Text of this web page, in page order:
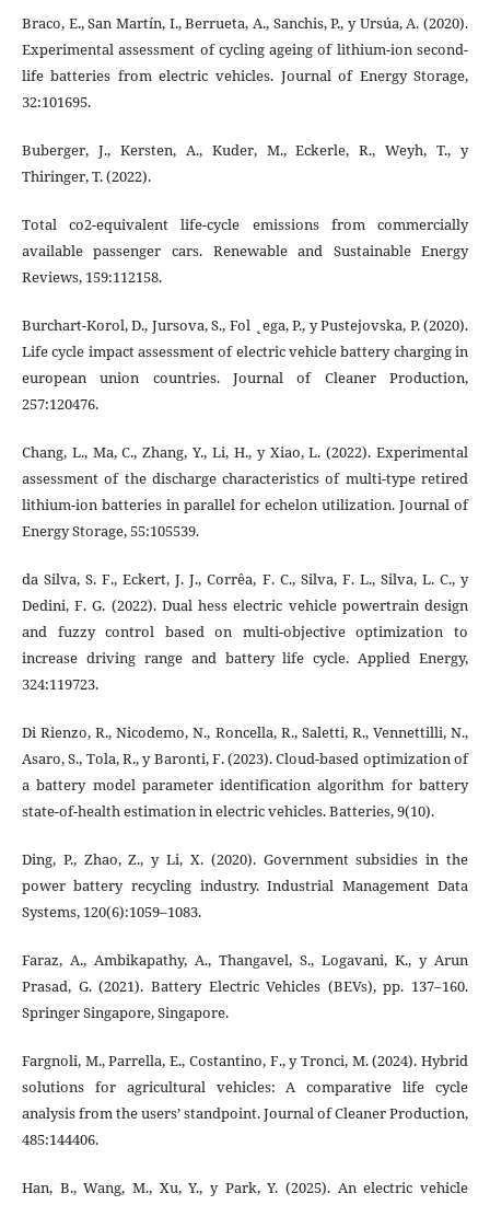
Braco, E., San Martín, I., Berrueta, A., Sanchis, P., y Ursúa, A. (2020).
Experimental assessment of cycling ageing of lithium-ion second-
life batteries from electric vehicles. Journal of Energy Storage,
32:101695.
Buberger, J., Kersten, A., Kuder, M., Eckerle, R., Weyh, T., y
Thiringer, T. (2022).
Total co2-equivalent life-cycle emissions from commercially
available passenger cars. Renewable and Sustainable Energy
Reviews, 159:112158.
Burchart-Korol, D., Jursova, S., Fol ˛ega, P., y Pustejovska, P. (2020).
Life cycle impact assessment of electric vehicle battery charging in
european union countries. Journal of Cleaner Production,
257:120476.
Chang, L., Ma, C., Zhang, Y., Li, H., y Xiao, L. (2022). Experimental
assessment of the discharge characteristics of multi-type retired
lithium-ion batteries in parallel for echelon utilization. Journal of
Energy Storage, 55:105539.
da Silva, S. F., Eckert, J. J., Corrêa, F. C., Silva, F. L., Silva, L. C., y
Dedini, F. G. (2022). Dual hess electric vehicle powertrain design
and fuzzy control based on multi-objective optimization to
increase driving range and battery life cycle. Applied Energy,
324:119723.
Di Rienzo, R., Nicodemo, N., Roncella, R., Saletti, R., Vennettilli, N.,
Asaro, S., Tola, R., y Baronti, F. (2023). Cloud-based optimization of
a battery model parameter identification algorithm for battery
state-of-health estimation in electric vehicles. Batteries, 9(10).
Ding, P., Zhao, Z., y Li, X. (2020). Government subsidies in the
power battery recycling industry. Industrial Management Data
Systems, 120(6):1059–1083.
Faraz, A., Ambikapathy, A., Thangavel, S., Logavani, K., y Arun
Prasad, G. (2021). Battery Electric Vehicles (BEVs), pp. 137–160.
Springer Singapore, Singapore.
Fargnoli, M., Parrella, E., Costantino, F., y Tronci, M. (2024). Hybrid
solutions for agricultural vehicles: A comparative life cycle
analysis from the users’ standpoint. Journal of Cleaner Production,
485:144406.
Han, B., Wang, M., Xu, Y., y Park, Y. (2025). An electric vehicle